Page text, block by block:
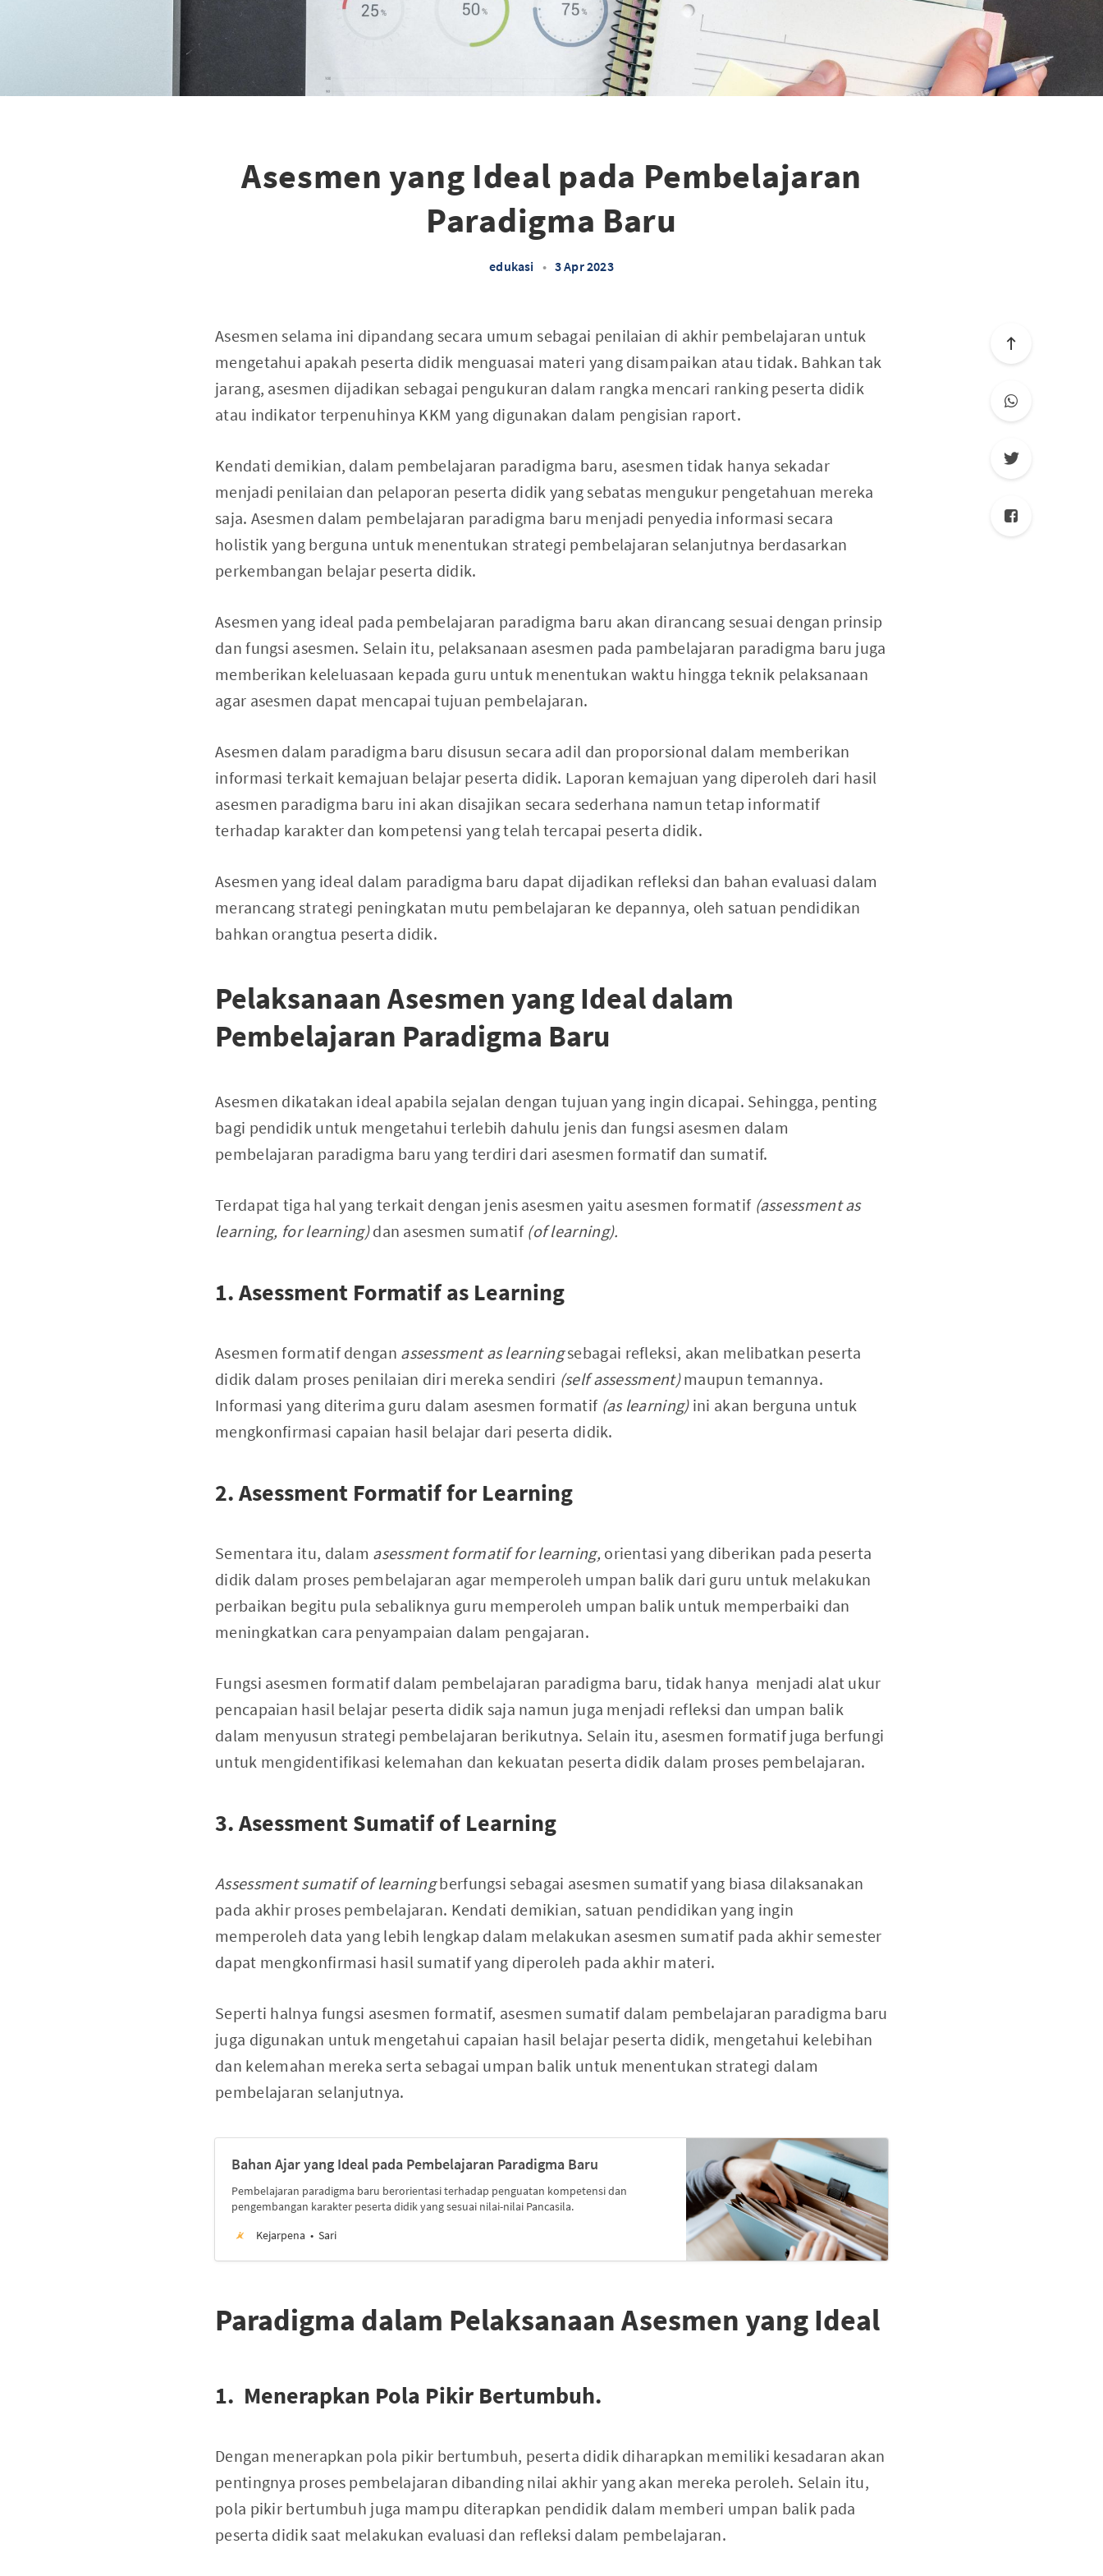
Asesmen yang Ideal pada Pembelajaran
Paradigma Baru
edukasi • 3 Apr 2023
Asesmen selama ini dipandang secara umum sebagai penilaian di akhir pembelajaran untuk
mengetahui apakah peserta didik menguasai materi yang disampaikan atau tidak. Bahkan tak
jarang, asesmen dijadikan sebagai pengukuran dalam rangka mencari ranking peserta didik
atau indikator terpenuhinya KKM yang digunakan dalam pengisian raport.
Kendati demikian, dalam pembelajaran paradigma baru, asesmen tidak hanya sekadar
menjadi penilaian dan pelaporan peserta didik yang sebatas mengukur pengetahuan mereka
saja. Asesmen dalam pembelajaran paradigma baru menjadi penyedia informasi secara
holistik yang berguna untuk menentukan strategi pembelajaran selanjutnya berdasarkan
perkembangan belajar peserta didik.
Asesmen yang ideal pada pembelajaran paradigma baru akan dirancang sesuai dengan prinsip
dan fungsi asesmen. Selain itu, pelaksanaan asesmen pada pambelajaran paradigma baru juga
memberikan keleluasaan kepada guru untuk menentukan waktu hingga teknik pelaksanaan
agar asesmen dapat mencapai tujuan pembelajaran.
Asesmen dalam paradigma baru disusun secara adil dan proporsional dalam memberikan
informasi terkait kemajuan belajar peserta didik. Laporan kemajuan yang diperoleh dari hasil
asesmen paradigma baru ini akan disajikan secara sederhana namun tetap informatif
terhadap karakter dan kompetensi yang telah tercapai peserta didik.
Asesmen yang ideal dalam paradigma baru dapat dijadikan refleksi dan bahan evaluasi dalam
merancang strategi peningkatan mutu pembelajaran ke depannya, oleh satuan pendidikan
bahkan orangtua peserta didik.
Pelaksanaan Asesmen yang Ideal dalam
Pembelajaran Paradigma Baru
Asesmen dikatakan ideal apabila sejalan dengan tujuan yang ingin dicapai. Sehingga, penting
bagi pendidik untuk mengetahui terlebih dahulu jenis dan fungsi asesmen dalam
pembelajaran paradigma baru yang terdiri dari asesmen formatif dan sumatif.
Terdapat tiga hal yang terkait dengan jenis asesmen yaitu asesmen formatif (assessment as
learning, for learning)dan asesmen sumatif (of learning).
1. Asessment Formatif as Learning
Asesmen formatif dengan assessment as learningsebagai refleksi, akan melibatkan peserta
didik dalam proses penilaian diri mereka sendiri (self assessment)maupun temannya.
Informasi yang diterima guru dalam asesmen formatif (as learning)ini akan berguna untuk
mengkonfirmasi capaian hasil belajar dari peserta didik.
2. Asessment Formatif for Learning
Sementara itu, dalam asessment formatif for learning, orientasi yang diberikan pada peserta
didik dalam proses pembelajaran agar memperoleh umpan balik dari guru untuk melakukan
perbaikan begitu pula sebaliknya guru memperoleh umpan balik untuk memperbaiki dan
meningkatkan cara penyampaian dalam pengajaran.
Fungsi asesmen formatif dalam pembelajaran paradigma baru, tidak hanya menjadi alat ukur
pencapaian hasil belajar peserta didik saja namun juga menjadi refleksi dan umpan balik
dalam menyusun strategi pembelajaran berikutnya. Selain itu, asesmen formatif juga berfungi
untuk mengidentifikasi kelemahan dan kekuatan peserta didik dalam proses pembelajaran.
3. Asessment Sumatif of Learning
Assessment sumatif of learningberfungsi sebagai asesmen sumatif yang biasa dilaksanakan
pada akhir proses pembelajaran. Kendati demikian, satuan pendidikan yang ingin
memperoleh data yang lebih lengkap dalam melakukan asesmen sumatif pada akhir semester
dapat mengkonfirmasi hasil sumatif yang diperoleh pada akhir materi.
Seperti halnya fungsi asesmen formatif, asesmen sumatif dalam pembelajaran paradigma baru
juga digunakan untuk mengetahui capaian hasil belajar peserta didik, mengetahui kelebihan
dan kelemahan mereka serta sebagai umpan balik untuk menentukan strategi dalam
pembelajaran selanjutnya.
Bahan Ajar yang Ideal pada Pembelajaran Paradigma Baru
Pembelajaran paradigma baru berorientasi terhadap penguatan kompetensi dan
pengembangan karakter peserta didik yang sesuai nilai-nilai Pancasila.
Kejarpena
Sari
Paradigma dalam Pelaksanaan Asesmen yang Ideal
1. Menerapkan Pola Pikir Bertumbuh.
Dengan menerapkan pola pikir bertumbuh, peserta didik diharapkan memiliki kesadaran akan
pentingnya proses pembelajaran dibanding nilai akhir yang akan mereka peroleh. Selain itu,
pola pikir bertumbuh juga mampu diterapkan pendidik dalam memberi umpan balik pada
peserta didik saat melakukan evaluasi dan refleksi dalam pembelajaran.